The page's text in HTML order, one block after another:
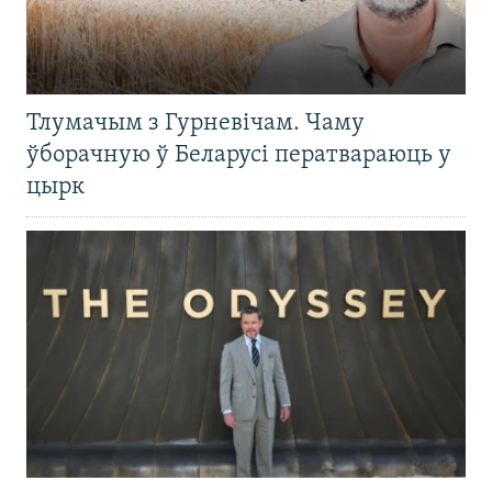
Тлумачым з Гурневічам. Чаму
ўборачную ў Беларусі ператвараюць у
цырк